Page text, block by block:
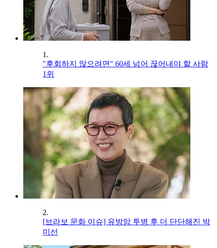
1.
"후회하지 않으려면" 60세 넘어 끊어내야 할 사람
1위
2.
[브라보 문화 이슈] 유방암 투병 후 더 단단해진 박
미선